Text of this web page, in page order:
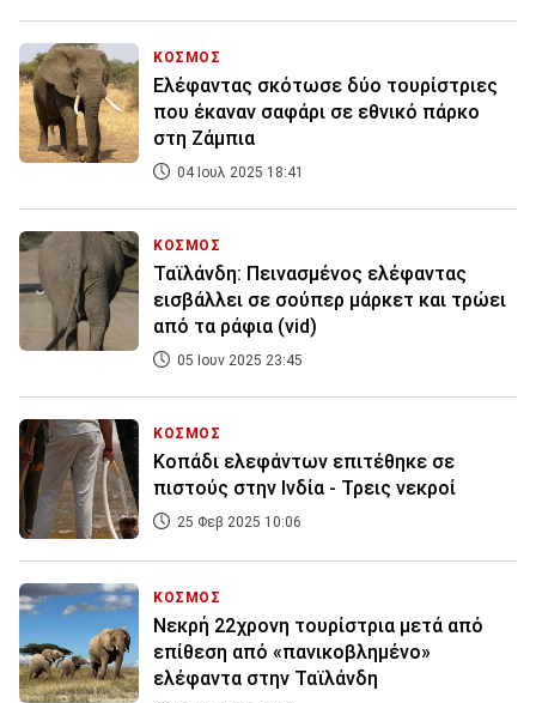
ΚΟΣΜΟΣ
Ελέφαντας σκότωσε δύο τουρίστριες
που έκαναν σαφάρι σε εθνικό πάρκο
στη Ζάμπια
04 Ιουλ 2025 18:41
ΚΟΣΜΟΣ
Ταϊλάνδη: Πεινασμένος ελέφαντας
εισβάλλει σε σούπερ μάρκετ και τρώει
από τα ράφια (vid)
05 Ιουν 2025 23:45
ΚΟΣΜΟΣ
Κοπάδι ελεφάντων επιτέθηκε σε
πιστούς στην Ινδία - Τρεις νεκροί
25 Φεβ 2025 10:06
ΚΟΣΜΟΣ
Νεκρή 22χρονη τουρίστρια μετά από
επίθεση από «πανικοβλημένο»
ελέφαντα στην Ταϊλάνδη